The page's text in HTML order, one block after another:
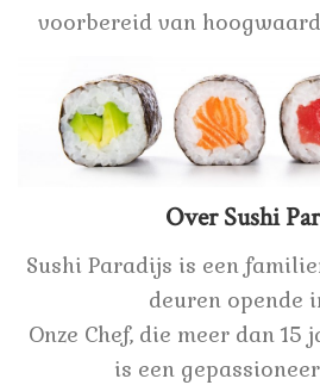
voorbereid van
Over Sushi
Sushi Paradijs is een
deuren opende
Onze Chef, die meer dan
is een